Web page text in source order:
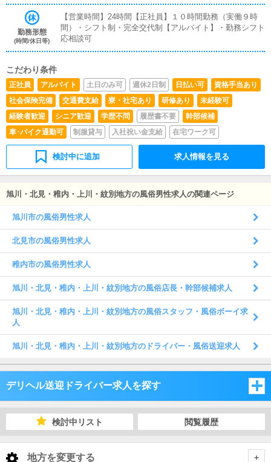
勤務形態
(時間/休日等)
【営業時間】24時間【正社員】１０時間勤務（実働９時
間）・シフト制・完全交代制【アルバイト】・勤務シフト
応相談可
こだわり条件
正社員 アルバイト 土日のみ可 週休2日制 日払い可
資格手当あり
社会保険完備
交通費支給 寮・社宅あり 研修あり
未経験可
経験者歓迎
シニア歓迎 学歴不問 履歴書不要
幹部候補
車･バイク通勤可
制服貸与 入社祝い金支給 在宅ワーク可
検討中に追加 求人情報を見る
旭川・北見・稚内・上川・紋別地方の風俗男性求人の関連ページ
旭川市の風俗男性求人
北見市の風俗男性求人
稚内市の風俗男性求人
旭川・北見・稚内・上川・紋別地方の風俗店長・幹部候補求人
旭川・北見・稚内・上川・紋別地方の風俗スタッフ・風俗ボーイ求
人
旭川・北見・稚内・上川・紋別地方のドライバー・風俗送迎求人
デリヘル送迎ドライバー求人を探す
北海道
検討中リスト 閲覧履歴
地方を変更する